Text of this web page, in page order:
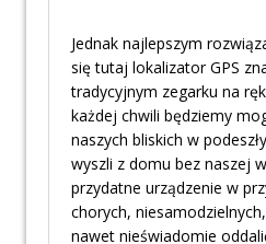
Jednak najlepszym
się tutaj lokalizator GPS
tradycyjnym zegarku na
każdej chwili będziemy
naszych bliskich w
wyszli z domu bez naszej
przydatne urządzenie w
chorych,
nawet nieświadomie